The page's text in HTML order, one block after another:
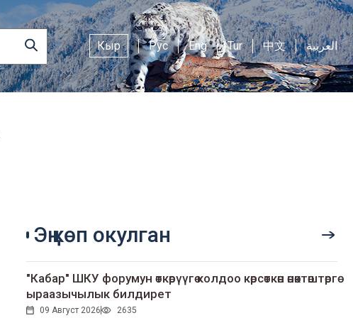
Кыр Рус Eng Tur 中文 العربية
Эң көп окулган
"Кабар" ШКУ форумун өткөрүүгө колдоо көрсөткөн өнөктөштөргө
ыраазычылык билдирет
09 Август 2026 2635